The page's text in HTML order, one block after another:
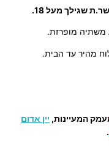
שגילך מעל 18.
משתיה מופרזת.
מהיר עד הבית.
המעיינות, יין אדום
.